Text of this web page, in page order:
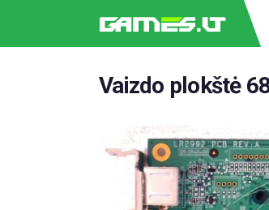
Vaizdo plokštė